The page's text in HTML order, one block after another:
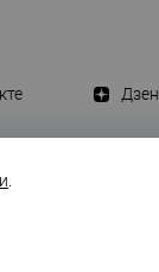
Дзен